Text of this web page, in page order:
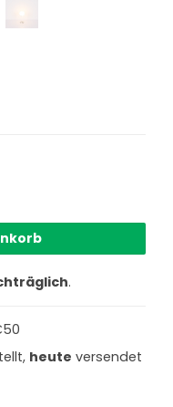
Globo Blacky I
.
heute versendet